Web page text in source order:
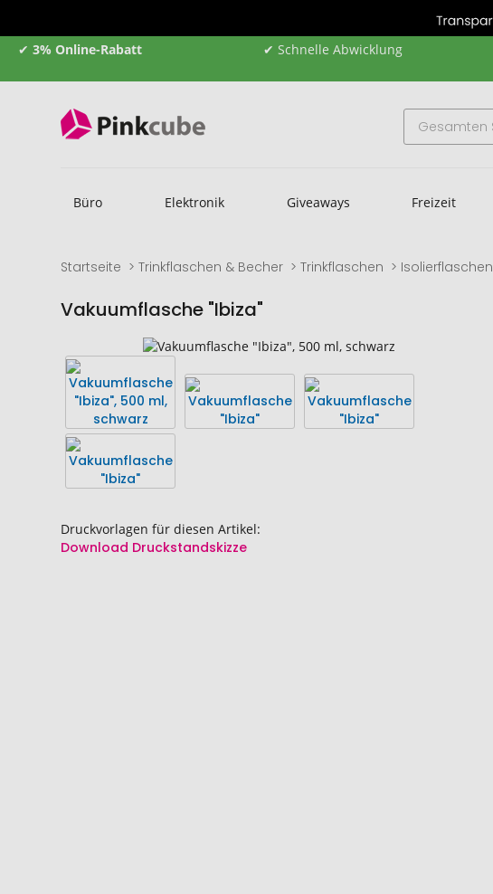
✔ 3% Online-Rabatt ✔ Schnelle Abwicklung
Büro Elektronik Giveaways Freizeit
Startseite Trinkflaschen & Becher Trinkflaschen Isolierflaschen
Vakuumflasche "Ibiza"
Ende
der
Bildgalerie
springen
Druckvorlagen für diesen Artikel:
Download Druckstandskizze
Anfang
der
Bildgalerie
springen